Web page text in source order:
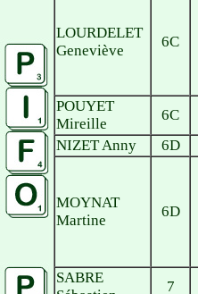
LOURDELET
Geneviève
6C
POUYET
Mireille
6C
NIZET Anny
6D
MOYNAT
Martine
6D
SABRE
7